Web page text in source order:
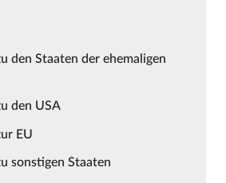
den Staaten der ehemaligen
den USA
EU
sonstigen Staaten